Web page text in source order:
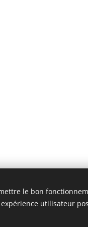
le bon
utilisateur